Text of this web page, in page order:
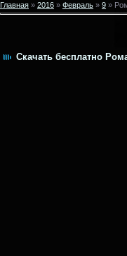
Главная » 2016 » Февраль » 9 »
Скачать бесплатно